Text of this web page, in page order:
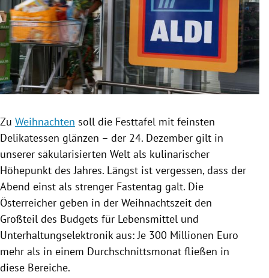
Untermenü
Untermenü
Untermenü
Untermenü
Untermenü
Zu Weihnachten soll die Festtafel mit feinsten
Delikatessen glänzen – der 24. Dezember gilt in
unserer säkularisierten Welt als kulinarischer
Höhepunkt des Jahres. Längst ist vergessen, dass der
Abend einst als strenger Fastentag galt. Die
Österreicher geben in der Weihnachtszeit den
Großteil des Budgets für Lebensmittel und
Unterhaltungselektronikaus: Je 300 Millionen Euro
mehr als in einem Durchschnittsmonat fließen in
diese Bereiche.